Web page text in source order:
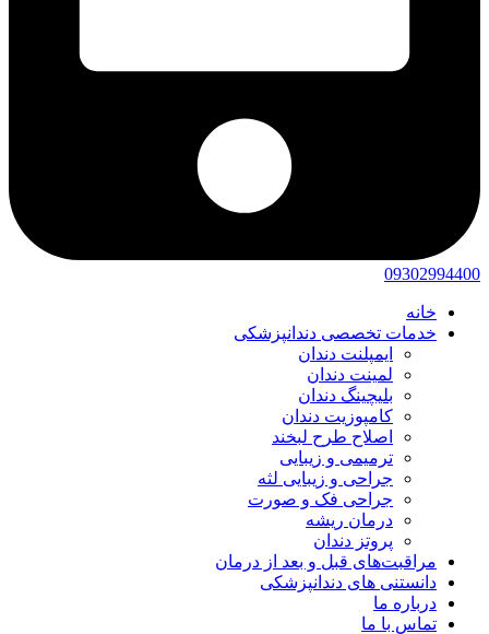
09302994400
خانه
خدمات تخصصی دندانپزشکی
ایمپلنت دندان
لمینت دندان
بلیچینگ دندان
کامپوزیت دندان
اصلاح طرح لبخند
ترمیمی و زیبایی
جراحی و زیبایی لثه
جراحی فک و صورت
درمان ریشه
پروتز دندان
مراقبت‌های قبل و بعد از درمان
دانستنی های دندانپزشکی
درباره ما
تماس با ما